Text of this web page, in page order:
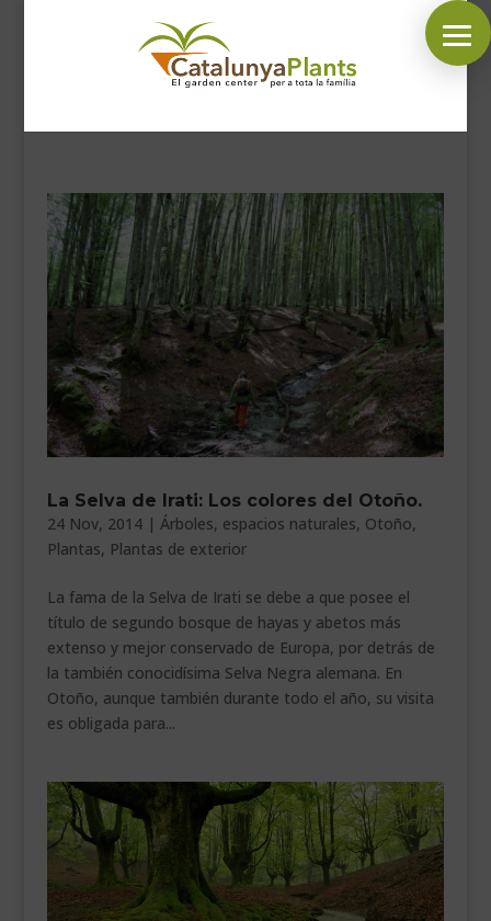
SÍGUENOS EN:
INICIO
PLANTAS
COMPLEMENTOS JARDÍN
MASCOTAS
DECORACIÓN
HORARIO GARDEN
CONTACTAR
___________________________
VEURE EN CATALÀ
La Selva de Irati: Los colores del Otoño.
24 Nov, 2014| Árboles, espacios naturales, Otoño,
Plantas, Plantas de exterior
La fama de la Selva de Irati se debe a que posee el
título de segundo bosque de hayas y abetos más
extenso y mejor conservado de Europa, por detrás de
la también conocidísima Selva Negra alemana. En
Otoño, aunque también durante todo el año, su visita
es obligada para...